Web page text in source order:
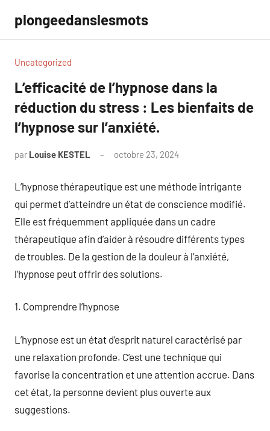
contenu
plongeedanslesmots
Uncategorized
L’efficacité de l’hypnose dans la
réduction du stress : Les bienfaits de
l’hypnose sur l’anxiété.
par Louise KESTEL octobre 23, 2024
L’hypnose thérapeutique est une méthode intrigante
qui permet d’atteindre un état de conscience modifié.
Elle est fréquemment appliquée dans un cadre
thérapeutique afin d’aider à résoudre différents types
de troubles. De la gestion de la douleur à l’anxiété,
l’hypnose peut offrir des solutions.
1. Comprendre l’hypnose
L’hypnose est un état d’esprit naturel caractérisé par
une relaxation profonde. C’est une technique qui
favorise la concentration et une attention accrue. Dans
cet état, la personne devient plus ouverte aux
suggestions.